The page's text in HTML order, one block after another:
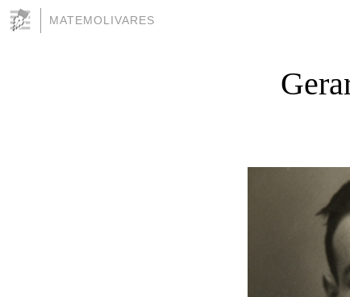
MATEMOLIVARES